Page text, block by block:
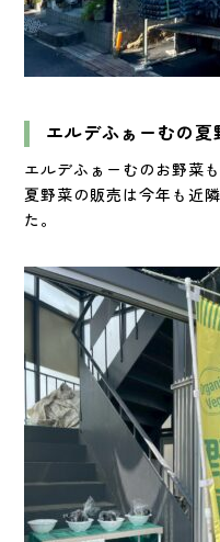
エルデふぁーむの夏
エルデふぁーむのお野菜
夏野菜の販売は今年も近
た。